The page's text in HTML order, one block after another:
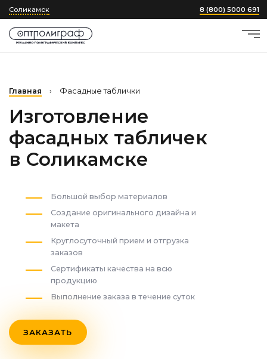
Соликамск 8 (800) 5000 691
Главная › Фасадные таблички
Изготовление
фасадных табличек
в Соликамске
Большой выбор материалов
Создание оригинального дизайна и
макета
Круглосуточный прием и отгрузка
заказов
Сертификаты качества на всю
продукцию
Выполнение заказа в течение суток
ЗАКАЗАТЬ